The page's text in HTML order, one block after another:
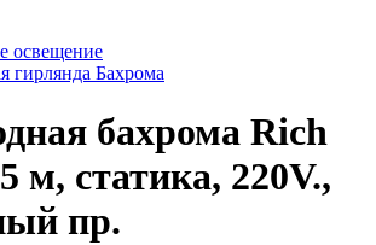
освещение
гирлянда Бахрома
бахрома Rich
м, статика, 220V.,
пр.